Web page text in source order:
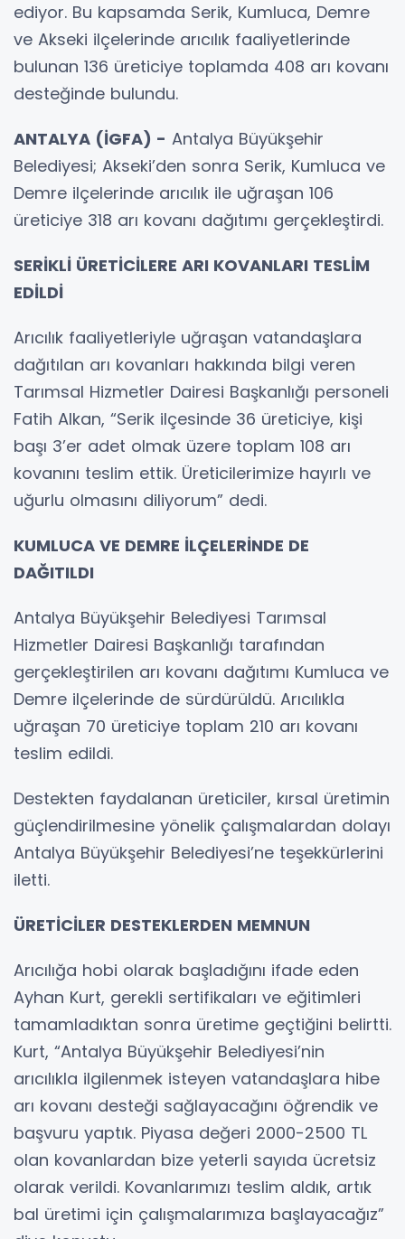
ediyor. Bu kapsamda Serik, Kumluca, Demre
ve Akseki ilçelerinde arıcılık faaliyetlerinde
bulunan 136 üreticiye toplamda 408 arı kovanı
desteğinde bulundu.
ANTALYA (İGFA) - Antalya Büyükşehir
Belediyesi; Akseki’den sonra Serik, Kumluca ve
Demre ilçelerinde arıcılık ile uğraşan 106
üreticiye 318 arı kovanı dağıtımı gerçekleştirdi.
SERİKLİ ÜRETİCİLERE ARI KOVANLARI TESLİM
EDİLDİ
Arıcılık faaliyetleriyle uğraşan vatandaşlara
dağıtılan arı kovanları hakkında bilgi veren
Tarımsal Hizmetler Dairesi Başkanlığı personeli
Fatih Alkan, “Serik ilçesinde 36 üreticiye, kişi
başı 3’er adet olmak üzere toplam 108 arı
kovanını teslim ettik. Üreticilerimize hayırlı ve
uğurlu olmasını diliyorum” dedi.
KUMLUCA VE DEMRE İLÇELERİNDE DE
DAĞITILDI
Antalya Büyükşehir Belediyesi Tarımsal
Hizmetler Dairesi Başkanlığı tarafından
gerçekleştirilen arı kovanı dağıtımı Kumluca ve
Demre ilçelerinde de sürdürüldü. Arıcılıkla
uğraşan 70 üreticiye toplam 210 arı kovanı
teslim edildi.
Destekten faydalanan üreticiler, kırsal üretimin
güçlendirilmesine yönelik çalışmalardan dolayı
Antalya Büyükşehir Belediyesi’ne teşekkürlerini
iletti.
ÜRETİCİLER DESTEKLERDEN MEMNUN
Arıcılığa hobi olarak başladığını ifade eden
Ayhan Kurt, gerekli sertifikaları ve eğitimleri
tamamladıktan sonra üretime geçtiğini belirtti.
Kurt, “Antalya Büyükşehir Belediyesi’nin
arıcılıkla ilgilenmek isteyen vatandaşlara hibe
arı kovanı desteği sağlayacağını öğrendik ve
başvuru yaptık. Piyasa değeri 2000-2500 TL
olan kovanlardan bize yeterli sayıda ücretsiz
olarak verildi. Kovanlarımızı teslim aldık, artık
bal üretimi için çalışmalarımıza başlayacağız”